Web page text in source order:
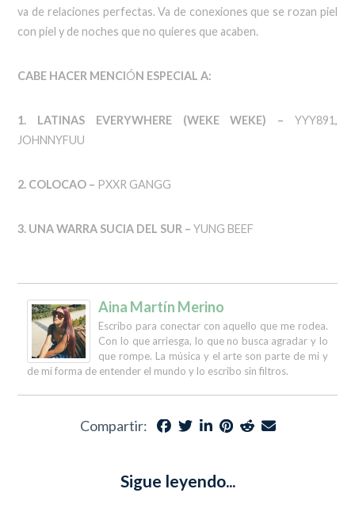
va de relaciones perfectas. Va de conexiones que se rozan piel
con piel y de noches que no quieres que acaben.
CABE HACER MENCIÓN ESPECIAL A:
1. LATINAS EVERYWHERE (WEKE WEKE) – YYY891,
JOHNNYFUU
2. COLOCAO – PXXR GANGG
3. UNA WARRA SUCIA DEL SUR –YUNG BEEF
Aina Martín Merino
Escribo para conectar con aquello que me rodea.
Con lo que arriesga, lo que no busca agradar y lo
que rompe. La música y el arte son parte de mi y
de mi forma de entender el mundo y lo escribo sin filtros.
Compartir:
Sigue leyendo...